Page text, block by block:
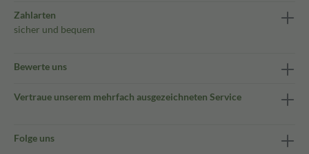
Zahlarten
sicher und bequem
Bewerte uns
Vertraue unserem mehrfach ausgezeichneten Service
Folge uns